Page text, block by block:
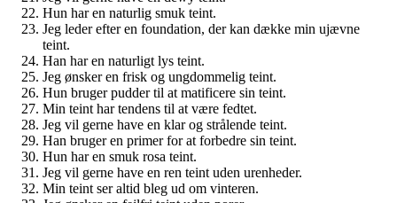
Hun har en naturlig smuk teint.
Jeg leder efter en foundation, der kan dække min ujævne
teint.
Han har en naturligt lys teint.
Jeg ønsker en frisk og ungdommelig teint.
Hun bruger pudder til at matificere sin teint.
Min teint har tendens til at være fedtet.
Jeg vil gerne have en klar og strålende teint.
Han bruger en primer for at forbedre sin teint.
Hun har en smuk rosa teint.
Jeg vil gerne have en ren teint uden urenheder.
Min teint ser altid bleg ud om vinteren.